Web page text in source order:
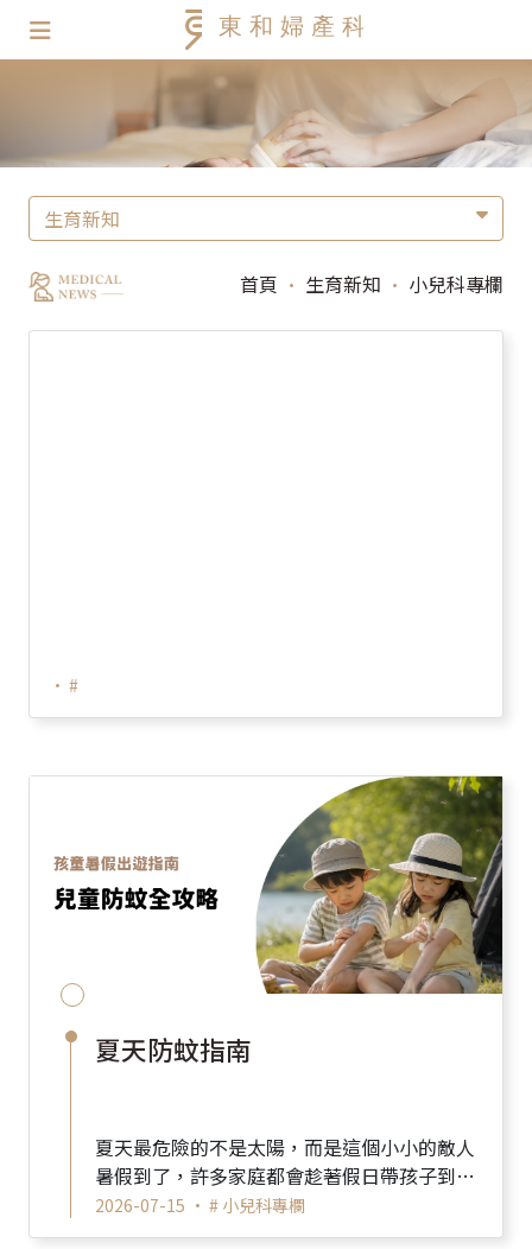
生育新知
首頁 • 生育新知 • 小兒科專欄
• #
夏天防蚊指南
夏天最危險的不是太陽，而是這個小小的敵人
暑假到了，許多家庭都會趁著假日帶孩子到公
園跑跑跳跳，享受親子時光。 但往往玩得最開
心的時...
2026-07-15 • # 小兒科專欄